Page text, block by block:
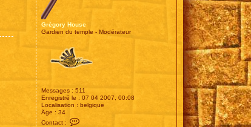
Grégory House
Gardien du temple - Modérateur
Messages : 511
Enregistré le : 07 04 2007, 00:08
Localisation : belgique
Âge : 34
Contact :